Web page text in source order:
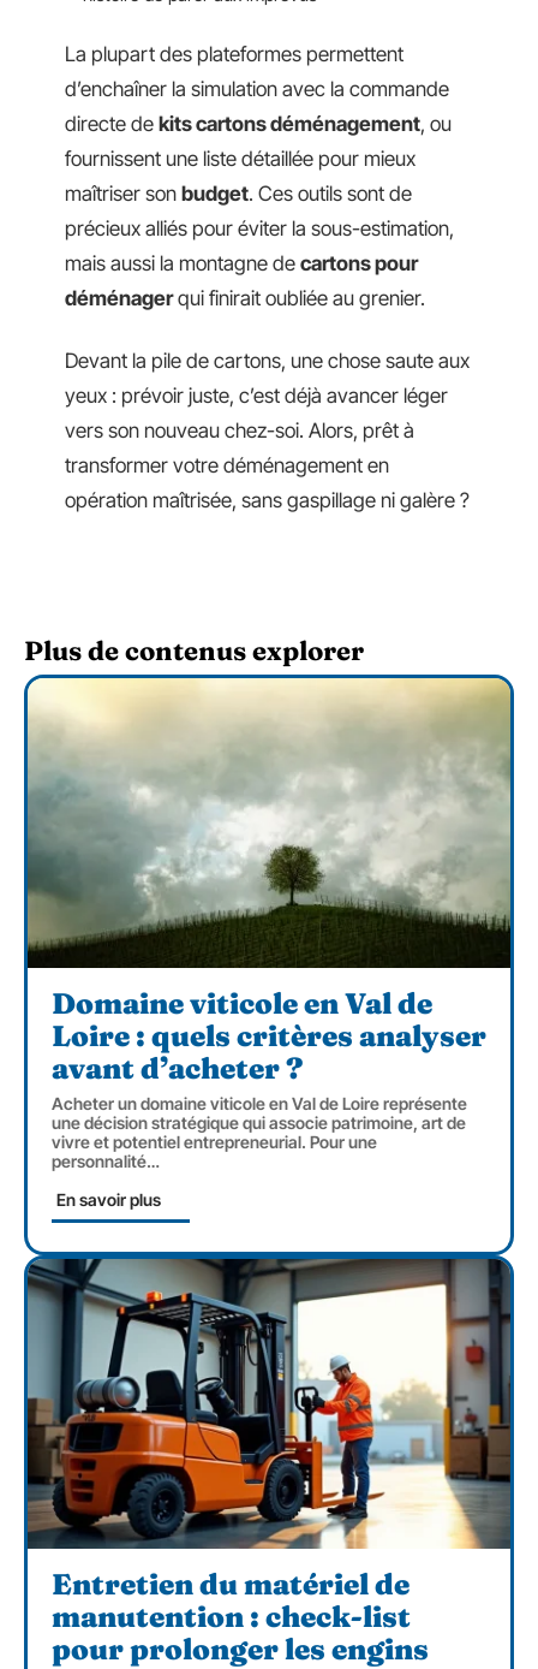
La plupart des plateformes permettent
d’enchaîner la simulation avec la commande
directe de kits cartons déménagement, ou
fournissent une liste détaillée pour mieux
maîtriser son budget. Ces outils sont de
précieux alliés pour éviter la sous-estimation,
mais aussi la montagne de cartons pour
déménagerqui finirait oubliée au grenier.
Devant la pile de cartons, une chose saute aux
yeux : prévoir juste, c’est déjà avancer léger
vers son nouveau chez-soi. Alors, prêt à
transformer votre déménagement en
opération maîtrisée, sans gaspillage ni galère ?
Plus de contenus explorer
Domaine viticole en Val de
Loire : quels critères analyser
avant d’acheter ?
Acheter un domaine viticole en Val de Loire représente
une décision stratégique qui associe patrimoine, art de
vivre et potentiel entrepreneurial. Pour une
personnalité…
En savoir plus
Entretien du matériel de
manutention : check-list
pour prolonger les engins